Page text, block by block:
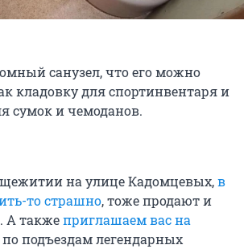
санузел, что его можно
кладовку для спортинвентаря и
сумок и чемоданов.
на улице Кадомцевых,в
то страшно, тоже продают и
А такжеприглашаем вас на
по подъездам легендарных